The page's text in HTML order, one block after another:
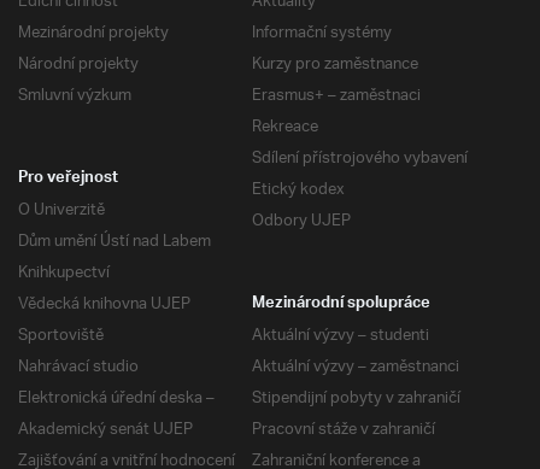
Mezinárodní projekty
Národní projekty
Smluvní výzkum
Informační systémy
Kurzy pro zaměstnance
Erasmus+ – zaměstnaci
Rekreace
Sdílení přístrojového vybavení
Etický kodex
Odbory UJEP
Pro veřejnost
O Univerzitě
Dům umění Ústí nad Labem
Knihkupectví
Vědecká knihovna UJEP
Sportoviště
Nahrávací studio
Elektronická úřední deska –
Akademický senát UJEP
Zajišťování a vnitřní hodnocení
Mezinárodní spolupráce
Aktuální výzvy – studenti
Aktuální výzvy – zaměstnanci
Stipendijní pobyty v zahraničí
Pracovní stáže v zahraničí
Zahraniční konference a